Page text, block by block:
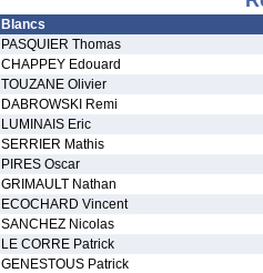
Blancs
PASQUIER Thomas
CHAPPEY Edouard
TOUZANE Olivier
DABROWSKI Remi
LUMINAIS Eric
SERRIER Mathis
PIRES Oscar
GRIMAULT Nathan
ECOCHARD Vincent
SANCHEZ Nicolas
LE CORRE Patrick
GENESTOUS Patrick